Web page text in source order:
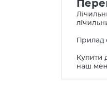
Купити
наш